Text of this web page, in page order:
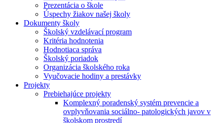
Prezentácia o škole
Úspechy žiakov našej školy
Dokumenty školy
Školský vzdelávací program
Kritéria hodnotenia
Hodnotiaca správa
Školský poriadok
Organizácia školského roka
Vyučovacie hodiny a prestávky
Projekty
Prebiehajúce projekty
Komplexný poradenský systém prevencie a
ovplyvňovania sociálno- patologických javov v
školskom prostredí